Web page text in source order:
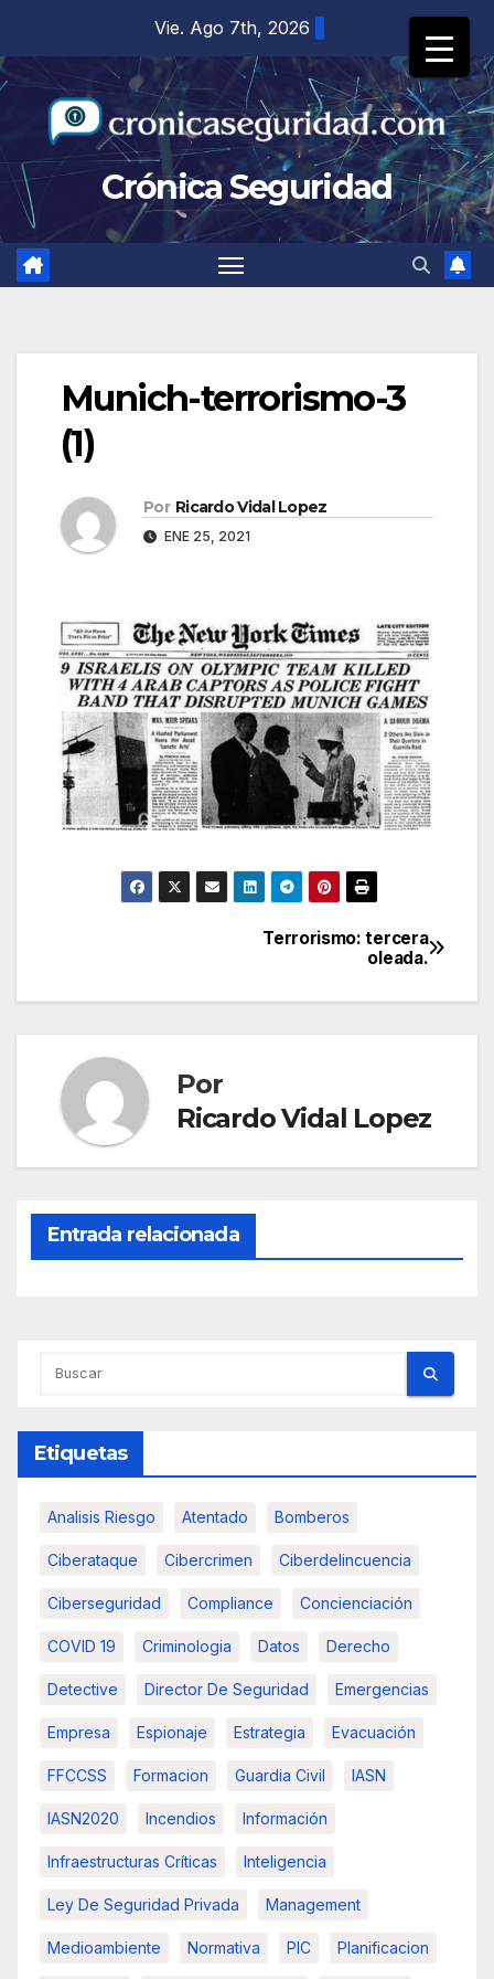
contenido
Vie. Ago 7th, 2026
Crónica Seguridad
Munich-terrorismo-3
(1)
Por Ricardo Vidal Lopez
ENE 25, 2021
de
Terrorismo: tercera
oleada.
Por
Ricardo Vidal Lopez
Entrada relacionada
Etiquetas
Analisis Riesgo Atentado Bomberos
Ciberataque Cibercrimen Ciberdelincuencia
Ciberseguridad Compliance Concienciación
COVID 19 Criminologia Datos Derecho
Detective Director De Seguridad Emergencias
Empresa Espionaje Estrategia Evacuación
FFCCSS Formacion Guardia Civil IASN
IASN2020 Incendios Información
Infraestructuras Críticas Inteligencia
Ley De Seguridad Privada Management
Medioambiente Normativa PIC Planificacion